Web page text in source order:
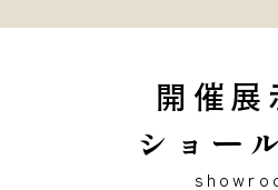
開催展
ショー